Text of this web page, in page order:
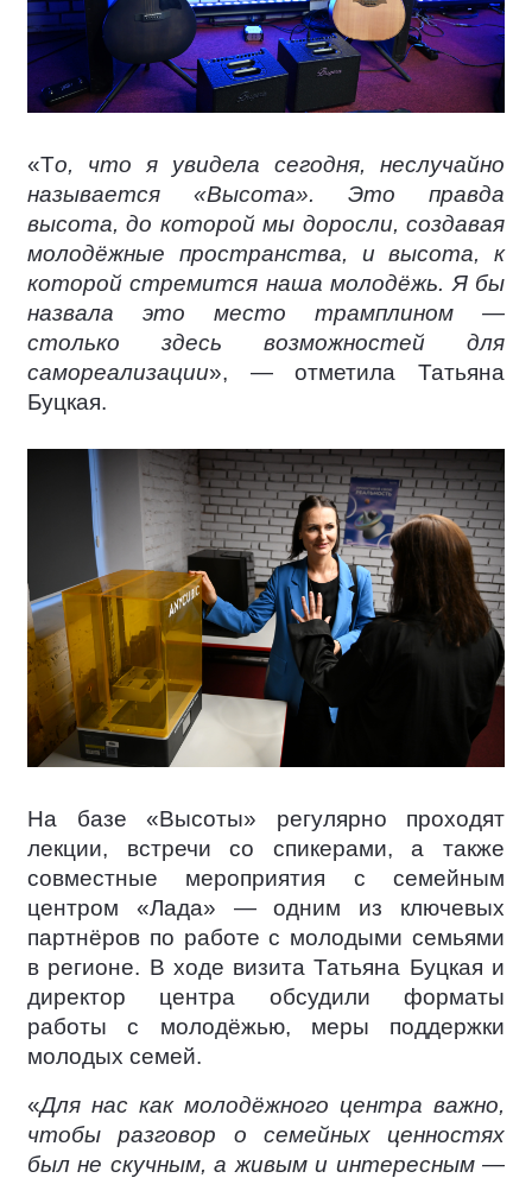
«То, что я увидела сегодня, неслучайно
называется «Высота». Это правда
высота, до которой мы доросли, создавая
молодёжные пространства, и высота, к
которой стремится наша молодёжь. Я бы
назвала это место трамплином —
столько здесь возможностей для
самореализации», — отметила Татьяна
Буцкая.
На базе «Высоты» регулярно проходят
лекции, встречи со спикерами, а также
совместные мероприятия с семейным
центром «Лада» — одним из ключевых
партнёров по работе с молодыми семьями
в регионе. В ходе визита Татьяна Буцкая и
директор центра обсудили форматы
работы с молодёжью, меры поддержки
молодых семей.
«Для нас как молодёжного центра важно,
чтобы разговор о семейных ценностях
был не скучным, а живым и интересным —